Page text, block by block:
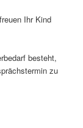
Ihr Kind
besteht,
zu